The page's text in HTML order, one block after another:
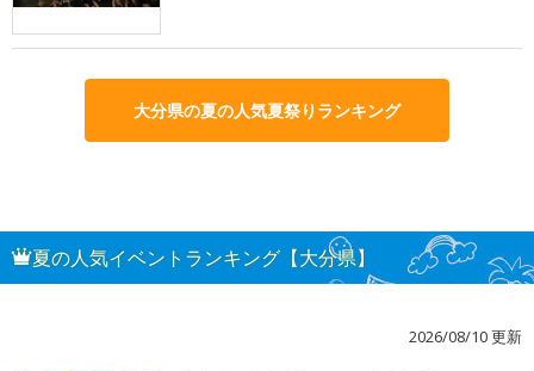
大分県の夏の人気夏祭りランキング
夏の人気イベントランキング【大分県】
2026/08/10 更新